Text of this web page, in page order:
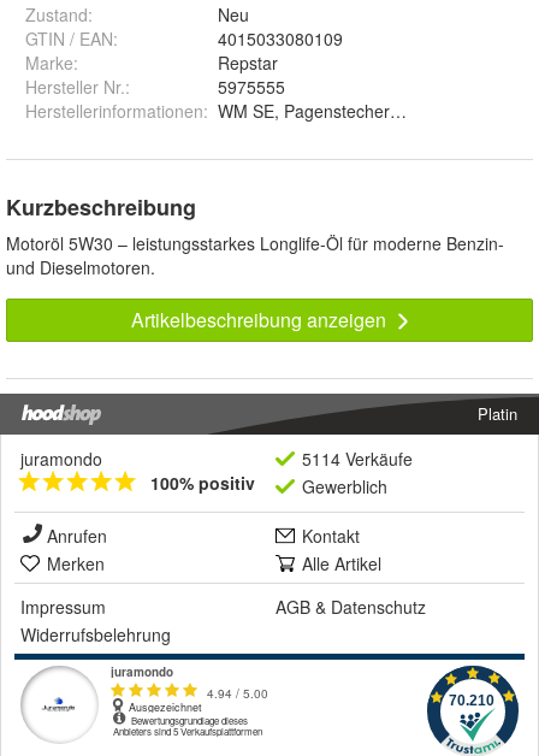
Zustand:
Neu
GTIN / EAN:
4015033080109
Marke:
Repstar
Hersteller Nr.:
5975555
Herstellerinformationen: WM SE, Pagenstecherstraße 121,
Kurzbeschreibung
Motoröl 5W30 – leistungsstarkes Longlife-Öl für moderne Benzin-
und Dieselmotoren.
Artikelbeschreibung anzeigen
Platin
juramondo
100% positiv
5114 Verkäufe
Gewerblich
Anrufen
Kontakt
Merken
Alle Artikel
Impressum
AGB & Datenschutz
Widerrufsbelehrung